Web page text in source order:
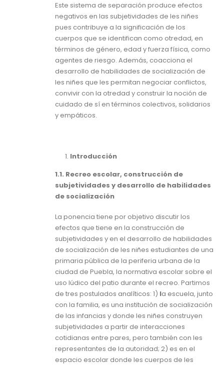
Este sistema de separación produce efectos
negativos en las subjetividades de les niñes
pues contribuye a la significación de los
cuerpos que se identifican como otredad, en
términos de género, edad y fuerza física, como
agentes de riesgo. Además, coacciona el
desarrollo de habilidades de socialización de
les niñes que les permitan negociar conflictos,
convivir con la otredad y construir la noción de
cuidado de sí en términos colectivos, solidarios
y empáticos.
Introducción
1.1. Recreo escolar, construcción de
subjetividades y desarrollo de habilidades
de socialización
La ponencia tiene por objetivo discutir los
efectos que tiene en la construcción de
subjetividades y en el desarrollo de habilidades
de socialización de les niñes estudiantes de una
primaria pública de la periferia urbana de la
ciudad de Puebla, la normativa escolar sobre el
uso lúdico del patio durante el recreo. Partimos
de tres postulados analíticos: 1) la escuela, junto
con la familia, es una institución de socialización
de las infancias y donde les niñes construyen
subjetividades a partir de interacciones
cotidianas entre pares, pero también con les
representantes de la autoridad; 2) es en el
espacio escolar donde les cuerpos de les